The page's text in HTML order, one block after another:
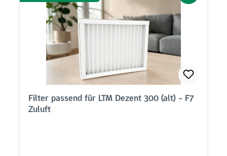
Filter passend für LTM Dezent 300 (alt) - F7
Zuluft